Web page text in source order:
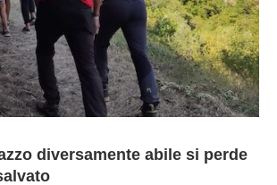
diversamente abile si perde